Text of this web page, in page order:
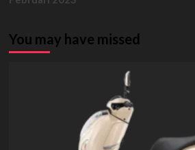
You may have missed